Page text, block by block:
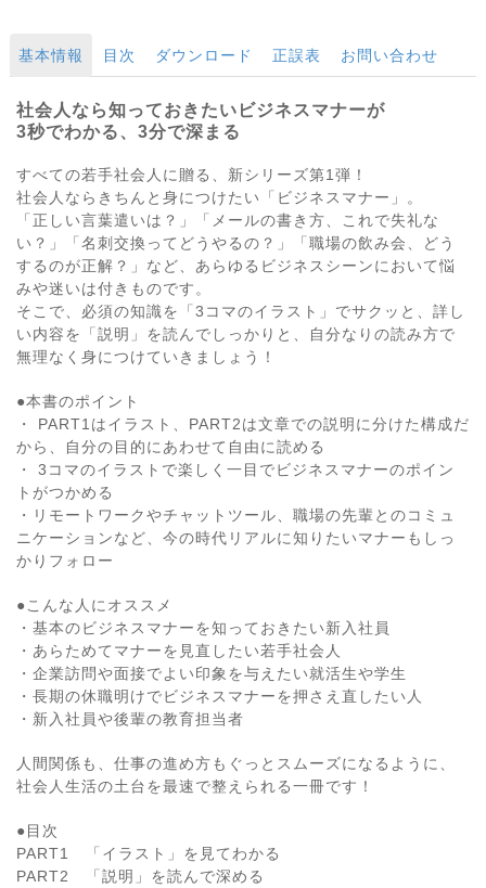
基本情報 目次 ダウンロード 正誤表 お問い合わせ
社会人なら知っておきたいビジネスマナーが
3秒でわかる、3分で深まる
すべての若手社会人に贈る、新シリーズ第1弾！
社会人ならきちんと身につけたい「ビジネスマナー」。
「正しい言葉遣いは？」「メールの書き方、これで失礼な
い？」「名刺交換ってどうやるの？」「職場の飲み会、どう
するのが正解？」など、あらゆるビジネスシーンにおいて悩
みや迷いは付きものです。
そこで、必須の知識を「3コマのイラスト」でサクッと、詳し
い内容を「説明」を読んでしっかりと、自分なりの読み方で
無理なく身につけていきましょう！
●本書のポイント
・ PART1はイラスト、PART2は文章での説明に分けた構成だ
から、自分の目的にあわせて自由に読める
・ 3コマのイラストで楽しく一目でビジネスマナーのポイン
トがつかめる
・リモートワークやチャットツール、職場の先輩とのコミュ
ニケーションなど、今の時代リアルに知りたいマナーもしっ
かりフォロー
●こんな人にオススメ
・基本のビジネスマナーを知っておきたい新入社員
・あらためてマナーを見直したい若手社会人
・企業訪問や面接でよい印象を与えたい就活生や学生
・長期の休職明けでビジネスマナーを押さえ直したい人
・新入社員や後輩の教育担当者
人間関係も、仕事の進め方もぐっとスムーズになるように、
社会人生活の土台を最速で整えられる一冊です！
●目次
PART1 「イラスト」を見てわかる
PART2 「説明」を読んで深める